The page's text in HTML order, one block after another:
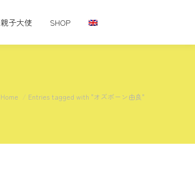
親子大使 SHOP
You are here:
Home Entries tagged with "オズボーン由良"